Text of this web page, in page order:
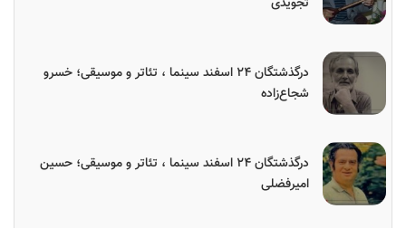
درگذشتگان ۲۴ اسفند سینما ، تئاتر و موسیقی؛ خسرو
شجاع‌زاده
درگذشتگان ۲۴ اسفند سینما ، تئاتر و موسیقی؛ حسین
امیرفضلی